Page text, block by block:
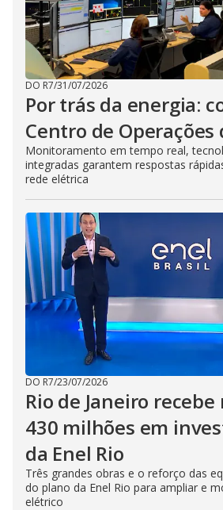
DO R7/31/07/2026
Por trás da energia:
Centro de Operações
Monitoramento em tempo real,
integradas garantem respostas
rede elétrica
DO R7/23/07/2026
Rio de Janeiro recebe
430 milhões em
da Enel Rio
Três grandes obras e o reforço das
do plano da Enel Rio para ampliar e
elétrico